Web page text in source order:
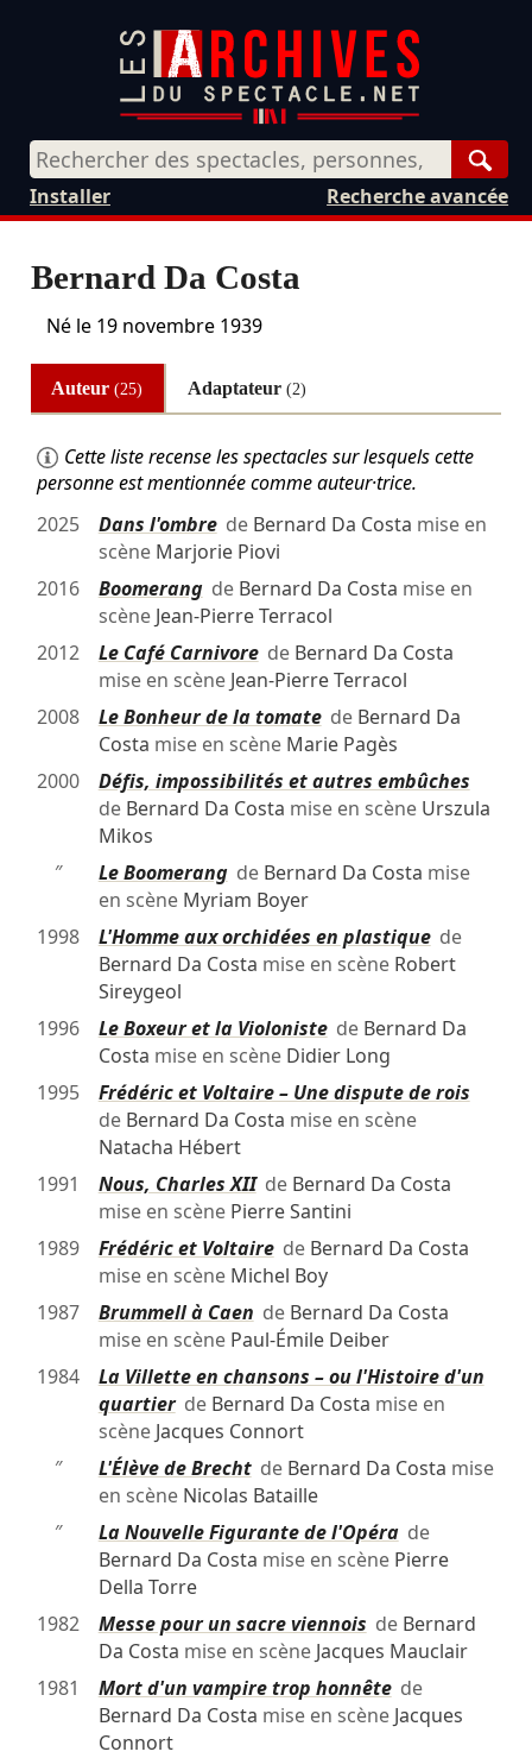
Recherche avancée
Installer
Bernard Da Costa
Né le 19 novembre 1939
Auteur(25) Adaptateur (2)
Cette liste recense les spectacles sur lesquels cette
personne est mentionnée comme auteur·trice.
2025
Dans l'ombrede Bernard Da Costa mise en
scène Marjorie Piovi
2016
Boomerangde Bernard Da Costa mise en
scène Jean-Pierre Terracol
2012
Le Café Carnivorede Bernard Da Costa
mise en scène Jean-Pierre Terracol
2008
Le Bonheur de la tomatede Bernard Da
Costa mise en scène Marie Pagès
2000
Défis, impossibilités et autres embûches
de Bernard Da Costa mise en scène Urszula
Mikos
″
Le Boomerangde Bernard Da Costa mise
en scène Myriam Boyer
1998
L'Homme aux orchidées en plastiquede
Bernard Da Costa mise en scène Robert
Sireygeol
1996
Le Boxeur et la Violonistede Bernard Da
Costa mise en scène Didier Long
1995
Frédéric et Voltaire – Une dispute de rois
de Bernard Da Costa mise en scène
Natacha Hébert
1991
Nous, Charles XIIde Bernard Da Costa
mise en scène Pierre Santini
1989
Frédéric et Voltairede Bernard Da Costa
mise en scène Michel Boy
1987
Brummell à Caen de Bernard Da Costa
mise en scène Paul-Émile Deiber
1984
La Villette en chansons – ou l'Histoire d'un
quartierde Bernard Da Costa mise en
scène Jacques Connort
″
L'Élève de Brechtde Bernard Da Costa mise
en scène Nicolas Bataille
″
La Nouvelle Figurante de l'Opérade
Bernard Da Costa mise en scène Pierre
Della Torre
1982
Messe pour un sacre viennois de Bernard
Da Costa mise en scène Jacques Mauclair
1981
Mort d'un vampire trop honnêtede
Bernard Da Costa mise en scène Jacques
Connort